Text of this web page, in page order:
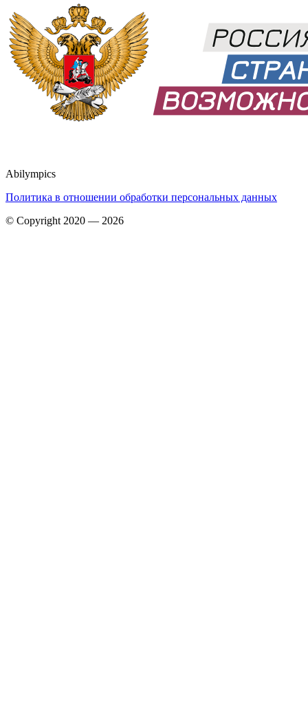
Abilympics
Политика в отношении обработки персональных данных
© Copyright 2020 — 2026